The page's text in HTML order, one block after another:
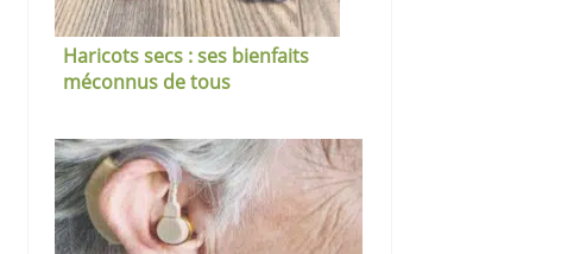
Haricots secs : ses bienfaits
méconnus de tous